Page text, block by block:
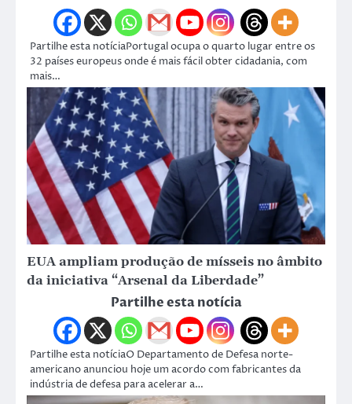
Partilhe esta notíciaPortugal ocupa o quarto lugar entre os
32 países europeus onde é mais fácil obter cidadania, com
mais…
EUA ampliam produção de mísseis no âmbito
da iniciativa “Arsenal da Liberdade”
Partilhe esta notícia
Partilhe esta notíciaO Departamento de Defesa norte-
americano anunciou hoje um acordo com fabricantes da
indústria de defesa para acelerar a…